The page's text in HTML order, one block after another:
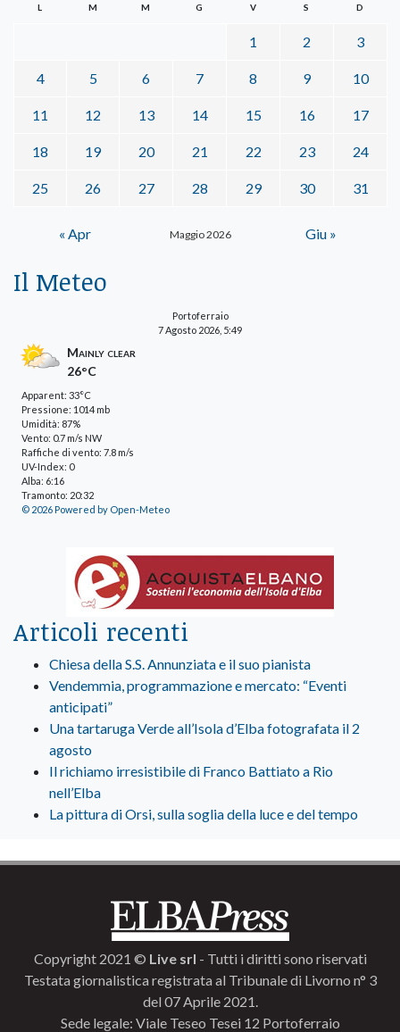
Maggio 2026
L M M G V S D
1 2 3
4 5 6 7 8 9 10
11 12 13 14 15 16 17
18 19 20 21 22 23 24
25 26 27 28 29 30 31
« Apr Giu »
Il Meteo
Portoferraio
7 Agosto 2026, 5:49
Mainly clear
26°C
Apparent: 33°C
Pressione: 1014 mb
Umidità: 87%
Vento: 0.7 m/s NW
Raffiche di vento: 7.8 m/s
UV-Index: 0
Alba: 6:16
Tramonto: 20:32
© 2026 Powered by Open-Meteo
Articoli recenti
Chiesa della S.S. Annunziata e il suo pianista
Vendemmia, programmazione e mercato: “Eventi
anticipati”
Una tartaruga Verde all’Isola d’Elba fotografata il 2
agosto
Il richiamo irresistibile di Franco Battiato a Rio
nell’Elba
La pittura di Orsi, sulla soglia della luce e del tempo
Copyright 2021 © Live srl - Tutti i diritti sono riservati
Testata giornalistica registrata al Tribunale di Livorno n° 3
del 07 Aprile 2021.
Sede legale: Viale Teseo Tesei 12 Portoferraio